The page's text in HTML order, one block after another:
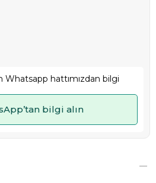
Whatsapp hattımızdan bilgi
bilgi alın